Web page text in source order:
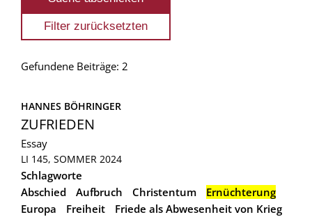
Gefundene Beiträge: 2
HANNES BÖHRINGER
ZUFRIEDEN
Essay
LI 145, SOMMER 2024
Schlagworte
Abschied
Aufbruch Christentum
Ernüchterung
Europa
Freiheit
Friede als Abwesenheit von Krieg